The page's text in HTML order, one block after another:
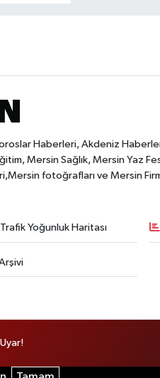
Haberleri, Akdeniz
Mersin Sağlık, Mersin Yaz
fotoğrafları ve Mersin
Yoğunluk Haritası